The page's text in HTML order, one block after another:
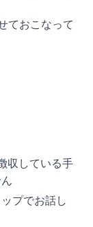
ておこなって
収している手
プでお話し